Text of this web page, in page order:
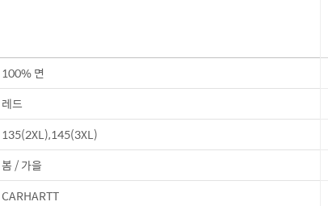
100% 면
레드
135(2XL),145(3XL)
봄 / 가을
CARHARTT